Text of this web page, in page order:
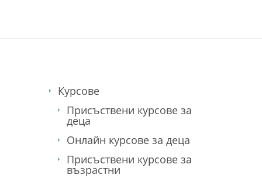
Курсове
Присъствени курсове за
деца
Онлайн курсове за деца
Присъствени курсове за
възрастни